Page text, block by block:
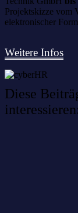
Projektskizze vom
elektronischer
Weitere Infos
Diese